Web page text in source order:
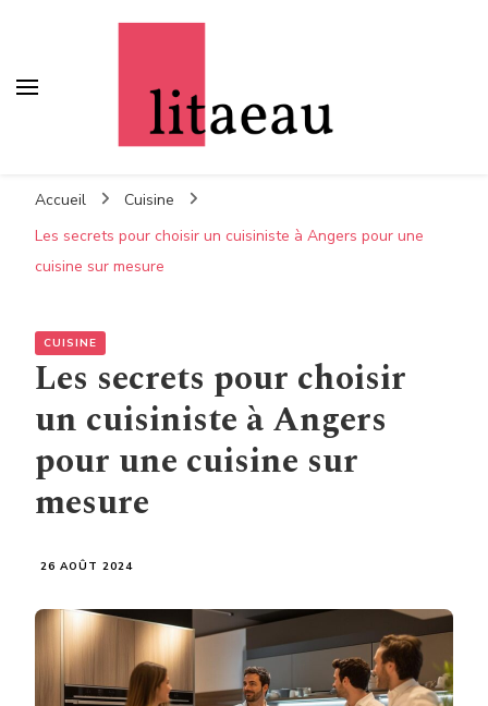
Accueil
Cuisine
Les secrets pour choisir un cuisiniste à Angers pour une
cuisine sur mesure
CUISINE
Les secrets pour choisir
un cuisiniste à Angers
pour une cuisine sur
mesure
26 AOÛT 2024